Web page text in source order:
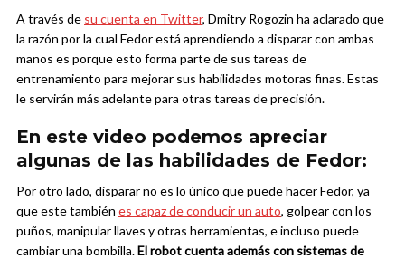
A través de su cuenta en Twitter, Dmitry Rogozin ha aclarado que
la razón por la cual Fedor está aprendiendo a disparar con ambas
manos es porque esto forma parte de sus tareas de
entrenamiento para mejorar sus habilidades motoras finas. Estas
le servirán más adelante para otras tareas de precisión.
En este video podemos apreciar
algunas de las habilidades de Fedor:
Por otro lado, disparar no es lo único que puede hacer Fedor, ya
que este también es capaz de conducir un auto, golpear con los
puños, manipular llaves y otras herramientas, e incluso puede
cambiar una bombilla.El robot cuenta además con sistemas de